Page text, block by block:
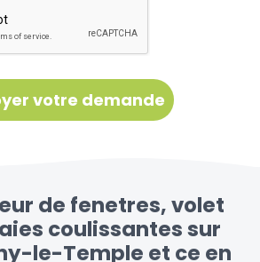
de fenetres, volet
coulissantes sur
le-Temple et ce en